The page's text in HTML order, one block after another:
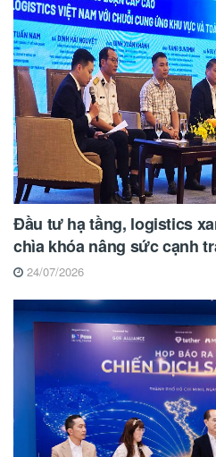
Đầu tư hạ tầng, logistics
chìa khóa nâng sức cạnh
24/07/2026